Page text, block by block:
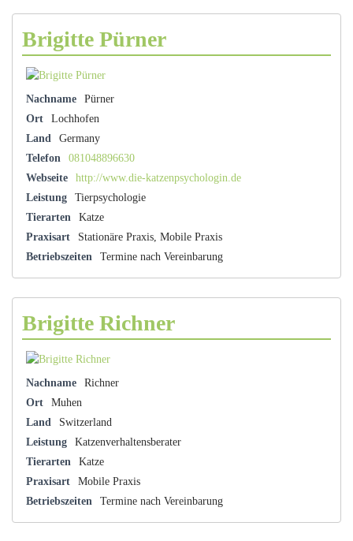
Brigitte Pürner
Nachname
Pürner
Ort
Lochhofen
Land
Germany
Telefon
081048896630
Webseite
http://www.die-katzenpsychologin.de
Leistung
Tierpsychologie
Tierarten
Katze
Praxisart
Stationäre Praxis, Mobile Praxis
Betriebszeiten
Termine nach Vereinbarung
Brigitte Richner
Nachname
Richner
Ort
Muhen
Land
Switzerland
Leistung
Katzenverhaltensberater
Tierarten
Katze
Praxisart
Mobile Praxis
Betriebszeiten
Termine nach Vereinbarung